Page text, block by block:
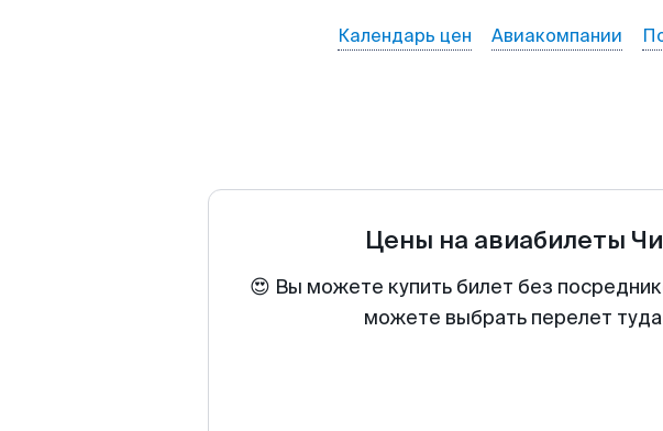
Календарь цен Авиакомпании
Цены на авиабилеты
😍 Вы можете купить билет без
можете выбрать перелет